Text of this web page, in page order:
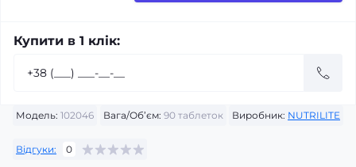
Модель: 102046 Вага/Об’єм: 90 таблеток Виробник: NUTRILITE
Відгуки: 0
Купити в 1 клік: